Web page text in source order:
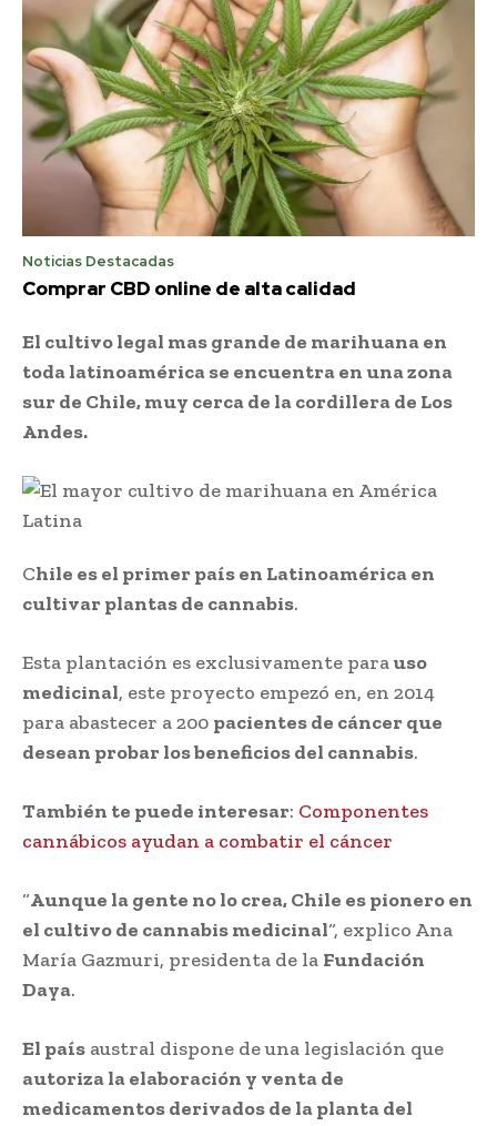
Noticias Destacadas
Comprar CBD online de alta calidad
El cultivo legal mas grande de marihuana en
toda latinoamérica se encuentra en una zona
sur de Chile, muy cerca de la cordillera de Los
Andes.
Chile es el primer país en Latinoamérica en
cultivar plantas de cannabis.
Esta plantación es exclusivamente parauso
medicinal, este proyecto empezó en, en 2014
para abastecer a 200 pacientes de cáncer que
desean probar los beneficios del cannabis.
También te puede interesar: Componentes
cannábicos ayudan a combatir el cáncer
“Aunque la gente no lo crea, Chile es pionero en
el cultivo de cannabis medicinal“, explico Ana
María Gazmuri, presidenta de la Fundación
Daya.
El país austral dispone de una legislación que
autoriza la elaboración y venta de
medicamentos derivados de la planta del